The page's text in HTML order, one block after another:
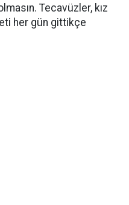
Tecavüzler, kız
her gün gittikçe